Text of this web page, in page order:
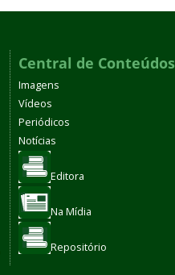
Central de Conteúdos
Imagens
Vídeos
Periódicos
Notícias
Editora
Na Mídia
Repositório